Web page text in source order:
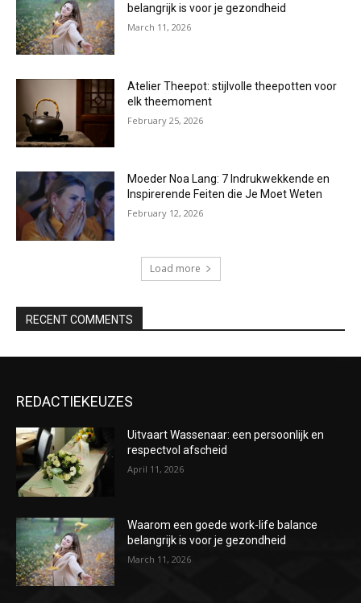
belangrijk is voor je gezondheid
March 11, 2026
Atelier Theepot: stijlvolle theepotten voor
elk theemoment
February 25, 2026
Moeder Noa Lang: 7 Indrukwekkende en
Inspirerende Feiten die Je Moet Weten
February 12, 2026
Load more
RECENT COMMENTS
REDACTIEKEUZES
Uitvaart Wassenaar: een persoonlijk en
respectvol afscheid
April 11, 2026
Waarom een goede work-life balance
belangrijk is voor je gezondheid
March 11, 2026